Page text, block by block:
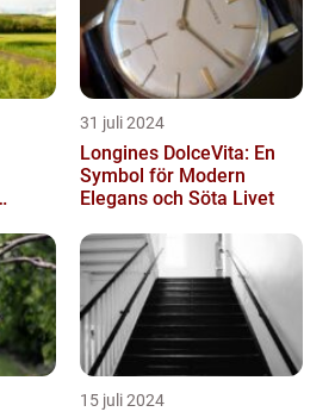
31 juli 2024
Longines DolceVita: En
Symbol för Modern
Elegans och Söta Livet
15 juli 2024